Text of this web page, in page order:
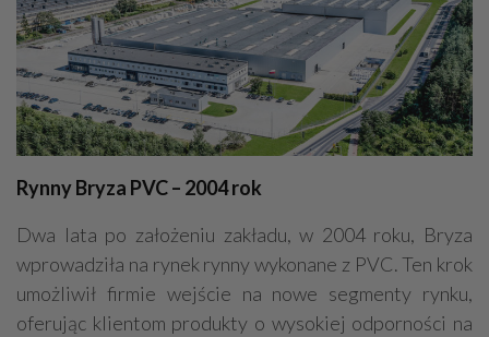
Rynny Bryza PVC – 2004 rok
Dwa lata po założeniu zakładu, w 2004 roku, Bryza
wprowadziła na rynek rynny wykonane z PVC. Ten krok
umożliwił firmie wejście na nowe segmenty rynku,
oferując klientom produkty o wysokiej odporności na